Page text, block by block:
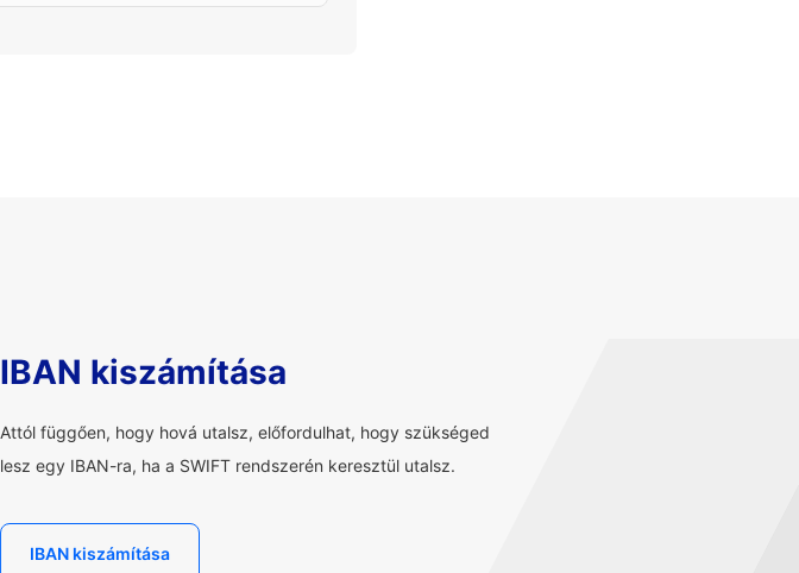
IBAN kiszámítása
Attól függően, hogy hová utalsz, előfordulhat, hogy szükséged
lesz egy IBAN-ra, ha a SWIFT rendszerén keresztül utalsz.
IBAN kiszámítása